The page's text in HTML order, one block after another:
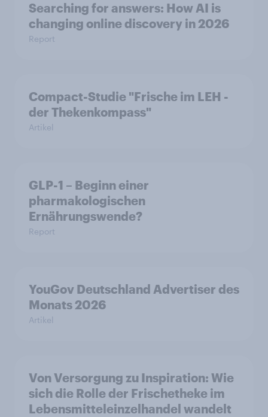
Searching for answers: How AI is
changing online discovery in 2026
Report
Compact-Studie "Frische im LEH -
der Thekenkompass"
Artikel
GLP-1 – Beginn einer
pharmakologischen
Ernährungswende?
Report
YouGov Deutschland Advertiser des
Monats 2026
Artikel
Von Versorgung zu Inspiration: Wie
sich die Rolle der Frischetheke im
Lebensmitteleinzelhandel wandelt